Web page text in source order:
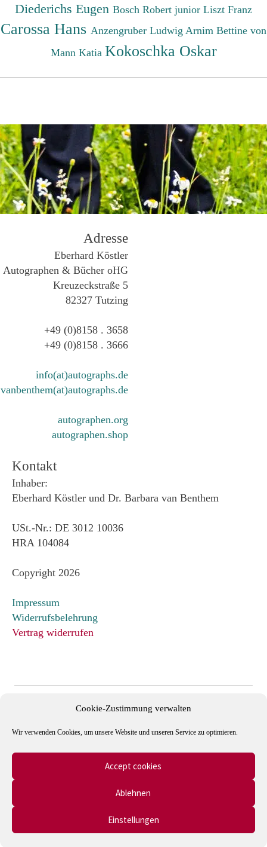
Cookie-Zustimmung verwalten
Wir verwenden Cookies, um unsere Website und unseren Service zu optimieren.
Accept cookies
Ablehnen
Einstellungen
Diederichs Eugen Bosch Robert junior Liszt Franz
Carossa Hans Anzengruber Ludwig Arnim Bettine von
Mann Katia Kokoschka Oskar
Adresse
Eberhard Köstler
Autographen & Bücher oHG
Kreuzeckstraße 5
82327 Tutzing
+49 (0)8158 . 3658
+49 (0)8158 . 3666
info(at)autographs.de
vanbenthem(at)autographs.de
autographen.org
autographen.shop
Kontakt
Inhaber:
Eberhard Köstler und Dr. Barbara van Benthem
USt.-Nr.: DE 3012 10036
HRA 104084
Copyright 2026
Impressum
Widerrufsbelehrung
Vertrag widerrufen
Mitglied im Verband Deutscher Antiquare e.V. und in der
International League of Antiquarian Booksellers (ILAB).